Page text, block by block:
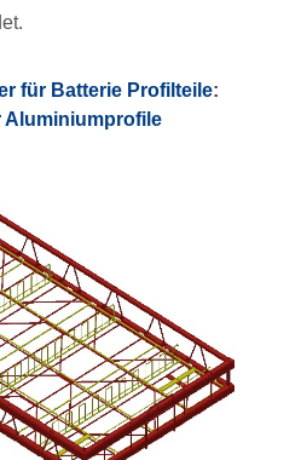
für Batterie Profilteile:
Aluminiumprofile